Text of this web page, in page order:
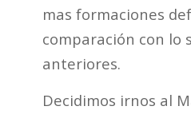
mas formaciones
comparación con lo
anteriores.
Decidimos irnos al